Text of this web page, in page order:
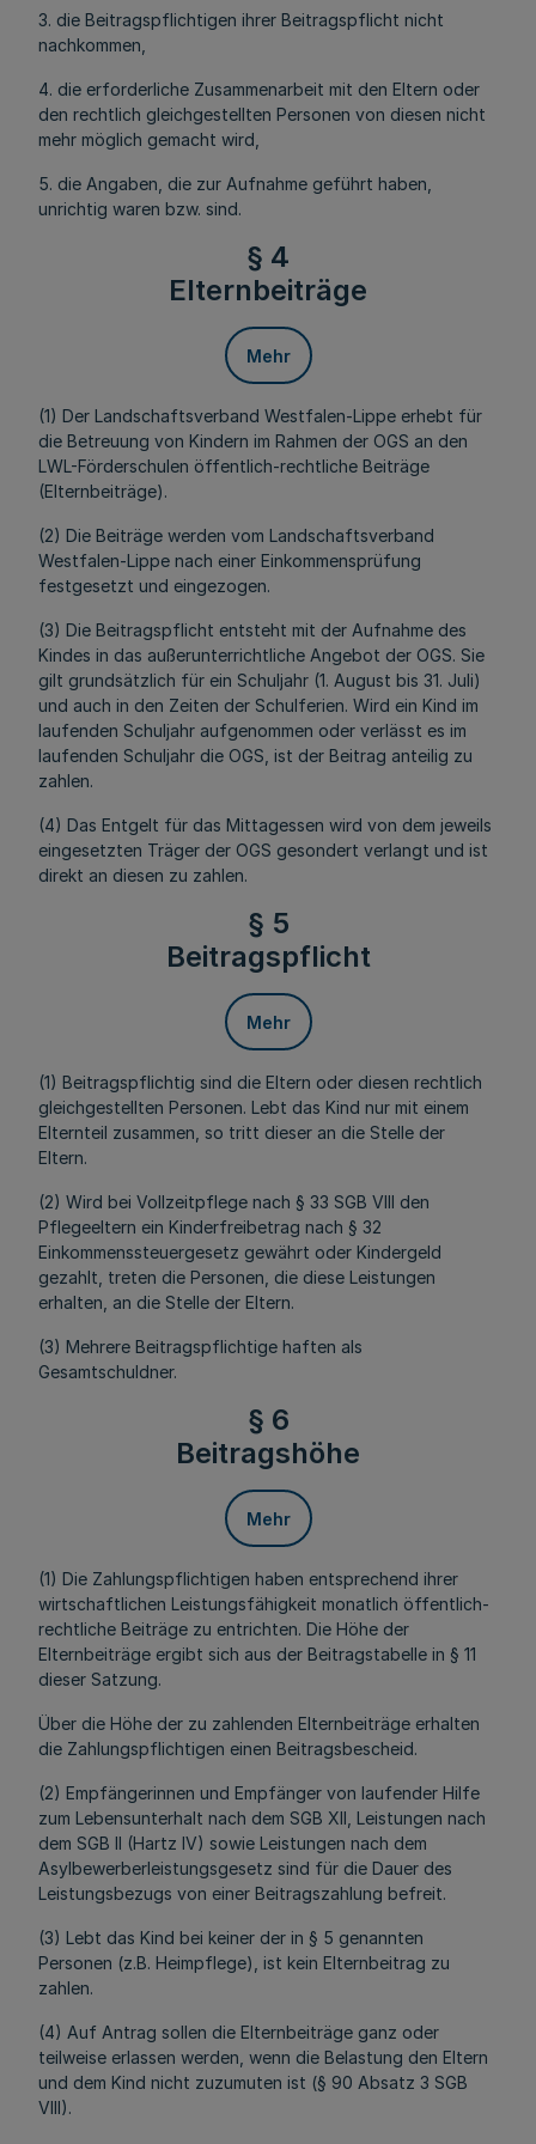
3. die Beitragspflichtigen ihrer Beitragspflicht nicht
nachkommen,
4. die erforderliche Zusammenarbeit mit den Eltern oder
den rechtlich gleichgestellten Personen von diesen nicht
mehr möglich gemacht wird,
5. die Angaben, die zur Aufnahme geführt haben,
unrichtig waren bzw. sind.
§ 4
Elternbeiträge
Mehr
(1) Der Landschaftsverband Westfalen-Lippe erhebt für
die Betreuung von Kindern im Rahmen der OGS an den
LWL-Förderschulen öffentlich-rechtliche Beiträge
(Elternbeiträge).
(2) Die Beiträge werden vom Landschaftsverband
Westfalen-Lippe nach einer Einkommensprüfung
festgesetzt und eingezogen.
(3) Die Beitragspflicht entsteht mit der Aufnahme des
Kindes in das außerunterrichtliche Angebot der OGS. Sie
gilt grundsätzlich für ein Schuljahr (1. August bis 31. Juli)
und auch in den Zeiten der Schulferien. Wird ein Kind im
laufenden Schuljahr aufgenommen oder verlässt es im
laufenden Schuljahr die OGS, ist der Beitrag anteilig zu
zahlen.
(4) Das Entgelt für das Mittagessen wird von dem jeweils
eingesetzten Träger der OGS gesondert verlangt und ist
direkt an diesen zu zahlen.
§ 5
Beitragspflicht
Mehr
(1) Beitragspflichtig sind die Eltern oder diesen rechtlich
gleichgestellten Personen. Lebt das Kind nur mit einem
Elternteil zusammen, so tritt dieser an die Stelle der
Eltern.
(2) Wird bei Vollzeitpflege nach § 33 SGB VIII den
Pflegeeltern ein Kinderfreibetrag nach § 32
Einkommenssteuergesetz gewährt oder Kindergeld
gezahlt, treten die Personen, die diese Leistungen
erhalten, an die Stelle der Eltern.
(3) Mehrere Beitragspflichtige haften als
Gesamtschuldner.
§ 6
Beitragshöhe
Mehr
(1) Die Zahlungspflichtigen haben entsprechend ihrer
wirtschaftlichen Leistungsfähigkeit monatlich öffentlich-
rechtliche Beiträge zu entrichten. Die Höhe der
Elternbeiträge ergibt sich aus der Beitragstabelle in § 11
dieser Satzung.
Über die Höhe der zu zahlenden Elternbeiträge erhalten
die Zahlungspflichtigen einen Beitragsbescheid.
(2) Empfängerinnen und Empfänger von laufender Hilfe
zum Lebensunterhalt nach dem SGB XII, Leistungen nach
dem SGB II (Hartz IV) sowie Leistungen nach dem
Asylbewerberleistungsgesetz sind für die Dauer des
Leistungsbezugs von einer Beitragszahlung befreit.
(3) Lebt das Kind bei keiner der in § 5 genannten
Personen (z.B. Heimpflege), ist kein Elternbeitrag zu
zahlen.
(4) Auf Antrag sollen die Elternbeiträge ganz oder
teilweise erlassen werden, wenn die Belastung den Eltern
und dem Kind nicht zuzumuten ist (§ 90 Absatz 3 SGB
VIII).